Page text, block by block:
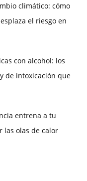
climático: cómo
el riesgo en
con alcohol: los
de intoxicación que
entrena a tu
las olas de calor